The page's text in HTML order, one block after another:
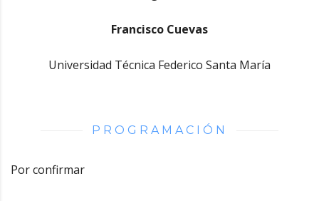
Francisco Cuevas
Universidad Técnica Federico Santa María
PROGRAMACIÓN
Por confirmar